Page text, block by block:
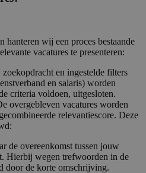
hanteren wij een proces bestaande
vacatures te presenteren:
en ingestelde filters
en salaris) worden
criteria voldoen, uitgesloten.
overgebleven vacatures worden
relevantiescore. Deze
de overeenkomst tussen jouw
Hierbij wegen trefwoorden in de
door de korte omschrijving.